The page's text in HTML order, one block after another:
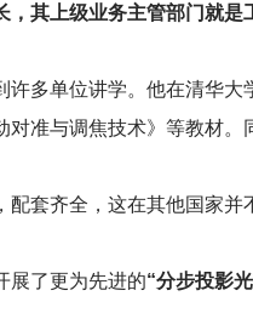
其上级业务主管部门就是
多单位讲学。他在清华
准与调焦技术》等教材。
套齐全，这在其他国家并
展了更为先进的“分步投影